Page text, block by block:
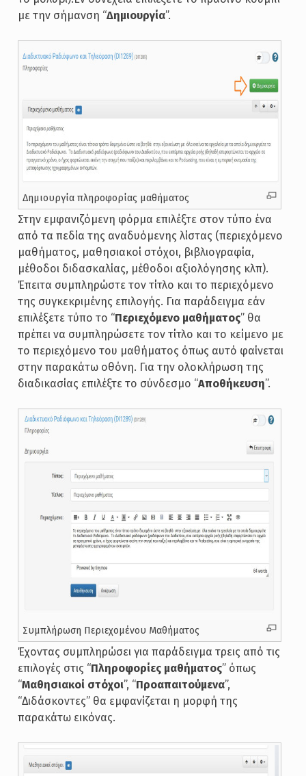
με την σήμανση “Δημιουργία”.
Δημιουργία πληροφορίας μαθήματος
Στην εμφανιζόμενη φόρμα επιλέξτε στον τύπο ένα
από τα πεδία της αναδυόμενης λίστας (περιεχόμενο
μαθήματος, μαθησιακοί στόχοι, βιβλιογραφία,
μέθοδοι διδασκαλίας, μέθοδοι αξιολόγησης κλπ).
Έπειτα συμπληρώστε τον τίτλο και το περιεχόμενο
της συγκεκριμένης επιλογής. Για παράδειγμα εάν
επιλέξετε τύπο το “Περιεχόμενο μαθήματος” θα
πρέπει να συμπληρώσετε τον τίτλο και το κείμενο με
το περιεχόμενο του μαθήματος όπως αυτό φαίνεται
στην παρακάτω οθόνη. Για την ολοκλήρωση της
διαδικασίας επιλέξτε το σύνδεσμο “Αποθήκευση”.
Συμπλήρωση Περιεχομένου Μαθήματος
Έχοντας συμπληρώσει για παράδειγμα τρεις από τις
επιλογές στις “Πληροφορίες μαθήματος” όπως
“Μαθησιακοί στόχοι”, “Προαπαιτούμενα”,
“Διδάσκοντες” θα εμφανίζεται η μορφή της
παρακάτω εικόνας.